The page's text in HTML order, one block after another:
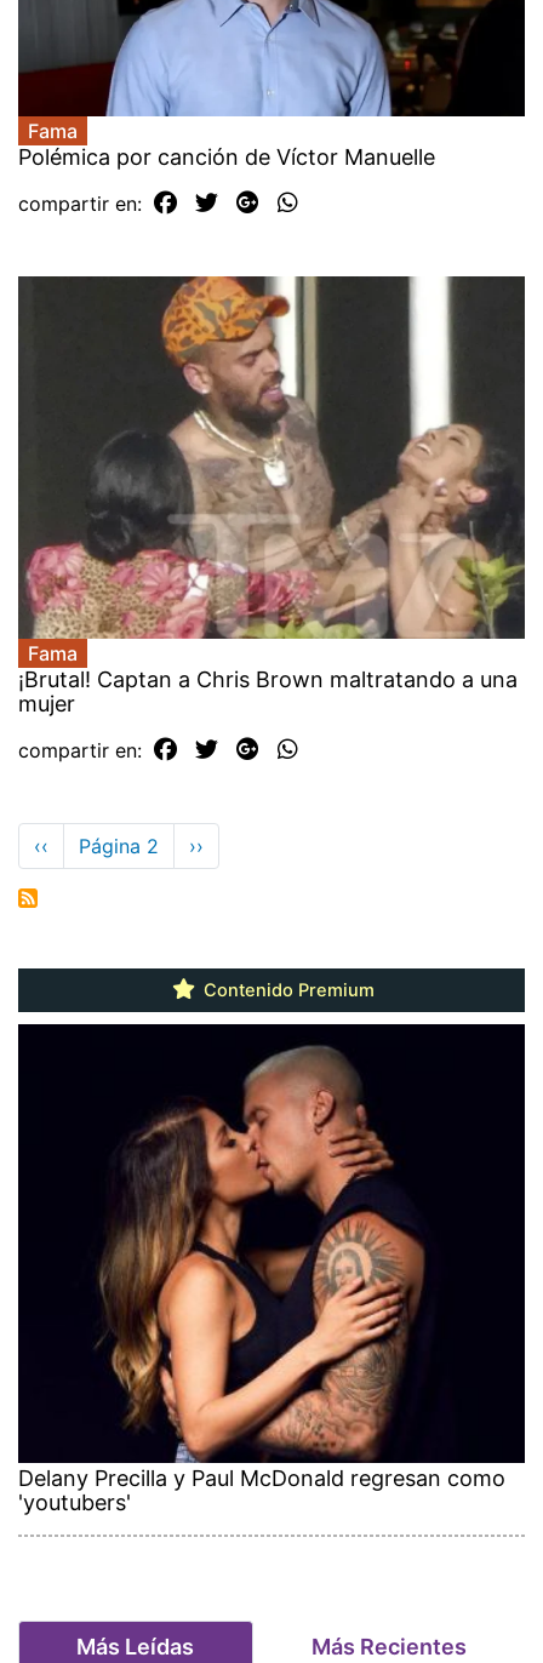
Fama
Polémica por canción de Víctor Manuelle
compartir en:
Fama
¡Brutal! Captan a Chris Brown maltratando a una
mujer
compartir en:
Paginación
Página
anterior
‹‹ Página 2
Siguiente
página
››
Contenido Premium
Delany Precilla y Paul McDonald regresan como
'youtubers'
Más Leídas Más Recientes